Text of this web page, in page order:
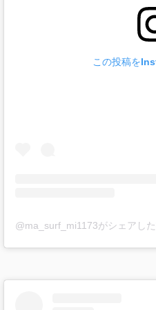
この投稿を
@ma_surf_mi1173がシェアし